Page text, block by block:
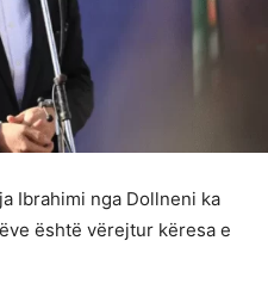
Ibrahimi nga Dollneni ka
është vërejtur këresa e